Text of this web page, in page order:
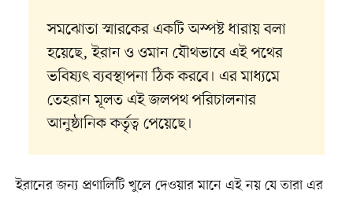
সমঝোতা স্মারকের একটি অস্পষ্ট ধারায় বলা
হয়েছে, ইরান ও ওমান যৌথভাবে এই পথের
ভবিষ্যৎ ব্যবস্থাপনা ঠিক করবে। এর মাধ্যমে
তেহরান মূলত এই জলপথ পরিচালনার
আনুষ্ঠানিক কর্তৃত্ব পেয়েছে।
ইরানের জন্য প্রণালিটি খুলে দেওয়ার মানে এই নয় যে তারা এর